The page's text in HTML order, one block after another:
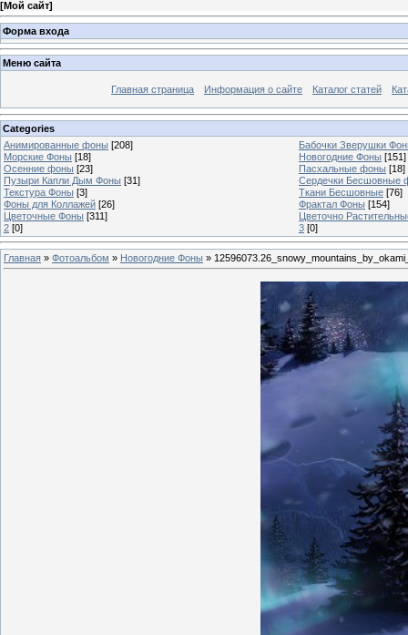
[Мой сайт]
Форма входа
Меню сайта
Главная страница Информация о сайте Каталог статей
Categories
Анимированные фоны [208]
Бабочки Зверушки
Морские Фоны [18] Новогодние Фоны [151]
Осенние фоны [23] Пасхальные фоны [18]
Пузыри Капли Дым Фоны [31]
Сердечки Бесшовные
Текстура Фоны [3] Ткани Бесшовные [76]
Фоны для Коллажей [26] Фрактал Фоны [154]
Цветочные Фоны [311]
Цветочно
2 [0] 3 [0]
Главная » Фотоальбом » Новогодние Фоны »